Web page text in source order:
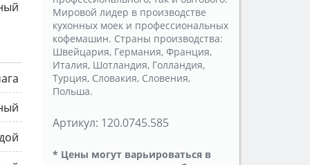
Мировой лидер в производстве
кухонных моек и профессиональных
кофемашин. Страны производства:
Швейцария, Германия, Франция,
Италия, Шотландия, Голландия,
Турция, Словакия, Словения,
Польша.
Артикул: 120.0745.585
* Цены могут варьироваться в